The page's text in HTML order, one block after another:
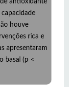
houve
rica e
apresentaram
basal (p <